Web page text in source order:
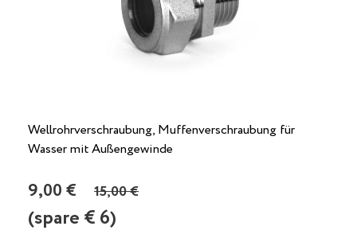
Wellrohrverschraubung, Muffenverschraubung für
Wasser mit Außengewinde
9,00 € 15,00 €
(spare € 6)